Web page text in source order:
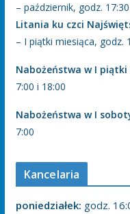
– październik, godz. 17:30
Litania ku czci
– I piątki miesiąca, godz.
Nabożeństwa w I piątki
7:00 i 18:00
Nabożeństwa w I
7:00
Kancelaria
poniedziałek: godz.